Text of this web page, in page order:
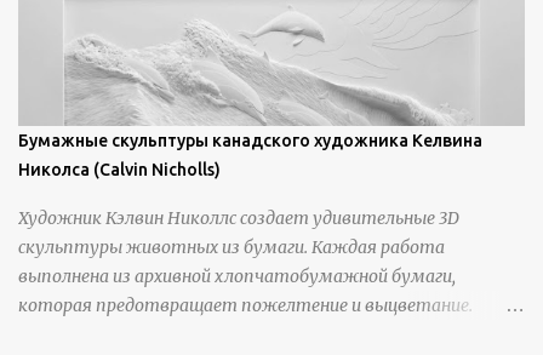
Бумажные скульптуры канадского художника Келвина
Николса (Calvin Nicholls)
Художник Кэлвин Николлс создает удивительные 3D
скульптуры животных из бумаги. Каждая работа
выполнена из архивной хлопчатобумажной бумаги,
которая предотвращает пожелтение и выцветание.